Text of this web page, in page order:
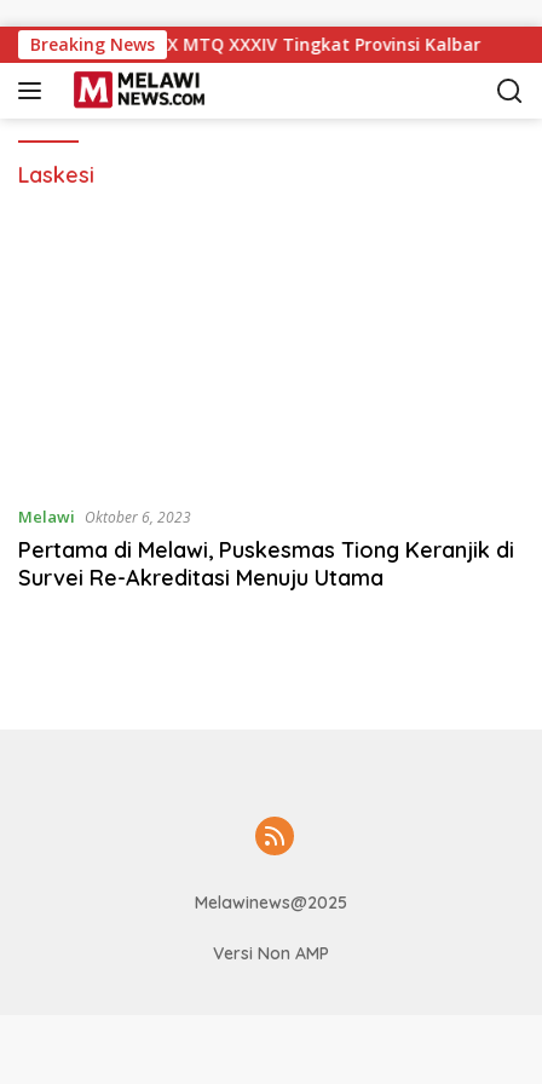
Breaking News
ke Peringkat IX MTQ XXXIV Tingkat Provinsi Kalbar
Laskesi
Melawi Oktober 6, 2023
Pertama di Melawi, Puskesmas Tiong Keranjik di
Survei Re-Akreditasi Menuju Utama
Melawinews@2025
Versi Non AMP